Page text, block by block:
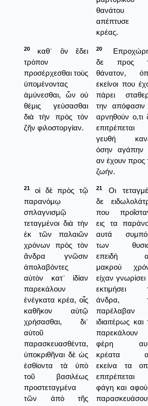
θανάτου
απέπτυσε
κρέας.
20
καθ᾿ ὃν ἔδει
τρόπον
προσέρχεσθαι τοὺς
ὑπομένοντας
ἀμύνεσθαι, ὧν οὐ
θέμις γεύσασθαι
διὰ τὴν πρὸς τὸν
ζῆν φιλοστοργίαν.
20
δε προς
θάνατον,
εκείνοι που
πάρει
την απόφασιν
αρνηθούν ο,τι
επιτρέπεται
γευθή
όσην αγάπην
αν έχουν προς
ζωήν.
21
οἱ δὲ πρὸς τῷ
παρανόμῳ
σπλαγνισμῷ
τεταγμένοι διὰ τὴν
ἐκ τῶν παλαιῶν
χρόνων πρὸς τὸν
ἄνδρα γνῶσιν
ἀπολαβόντες
αὐτὸν κατ᾿ ἰδίαν
παρεκάλουν
ἐνέγκατα κρέα, οἷς
καθῆκον αὐτῷ
χρήσασθαι, δι᾿
αὐτοῦ
παρασκευασθέντα,
ὑποκριθῆναι δὲ ὡς
ἐσθίοντα τὰ ὑπὸ
τοῦ βασιλέως
προστεταγμένα
τῶν ἀπὸ τῆς
21
Οι
δε
που
εις τα
αυτά
των
επειδή
μακρού
είχαν γνωρίσει
εκτιμήσει
άνδρα,
παρέλαβαν
ιδιαιτέρως και
παρεκάλουν
φέρη
κρέατα
εκείνα τα
επιτρέπεται
φάγη και